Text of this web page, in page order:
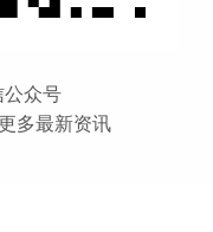
众号
多最新资讯